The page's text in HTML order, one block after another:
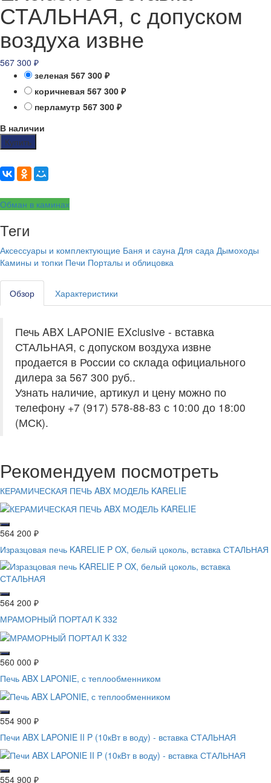
СТАЛЬНАЯ, с допуском
воздуха извне
567 300 ₽
зеленая 567 300 ₽
коричневая 567 300 ₽
перламутр 567 300 ₽
В наличии
Купить
Обман в каминах
Теги
Аксессуары и комплектующие Баня и сауна Для сада Дымоходы
Камины и топки Печи Порталы и облицовка
Обзор Характеристики
Печь ABX LAPONIE EXclusive - вставка
СТАЛЬНАЯ, с допуском воздуха извне
продается в России со склада официального
дилера за 567 300 руб..
Узнать наличие, артикул и цену можно по
телефону +7 (917) 578-88-83 с 10:00 до 18:00
(МСК).
Рекомендуем посмотреть
КЕРАМИЧЕСКАЯ ПЕЧЬ ABX МОДЕЛЬ KARELIE
564 200 ₽
Изразцовая печь KARELIE P OX, белый цоколь, вставка СТАЛЬНАЯ
564 200 ₽
МРАМОРНЫЙ ПОРТАЛ K 332
560 000 ₽
Печь ABX LAPONIE, с теплообменником
554 900 ₽
Печи ABX LAPONIE II P (10кВт в воду) - вставка СТАЛЬНАЯ
554 900 ₽